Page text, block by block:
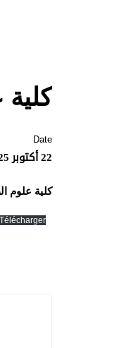
كلية
Date
22 أكتوبر 2025
كلية علوم
Télécharger